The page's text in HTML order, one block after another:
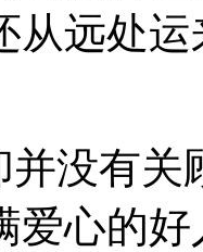
从远处
没有关
爱心的